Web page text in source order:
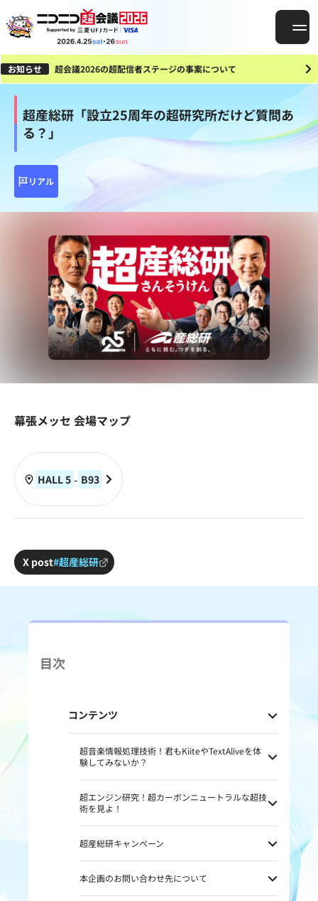
お知らせ 超会議2026の超配信者ステージの事案について
超産総研「設立25周年の超研究所だけど質問あ
る？」
リアル
幕張メッセ 会場マップ
HALL 5 - B93
X post#超産総研
目次
コンテンツ
超音楽情報処理技術！君もKiiteやTextAliveを体
験してみないか？
超エンジン研究！超カーボンニュートラルな超技
術を見よ！
超産総研キャンペーン
本企画のお問い合わせ先について